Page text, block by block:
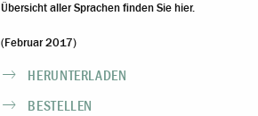
Übersicht aller Sprachen finden Sie hier.
(Februar 2017)
HERUNTERLADEN
BESTELLEN